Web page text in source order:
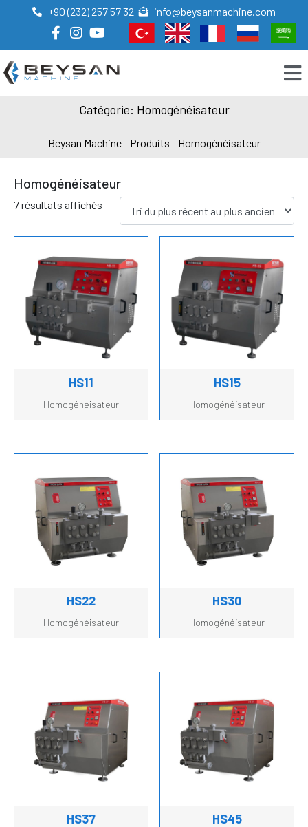
+90 (232) 257 57 32 info@beysanmachine.com
Catégorie: Homogénéisateur
Beysan Machine- Produits - Homogénéisateur
Homogénéisateur
7 résultats affichés
HS11
Homogénéisateur
HS15
Homogénéisateur
HS22
Homogénéisateur
HS30
Homogénéisateur
HS37 HS45